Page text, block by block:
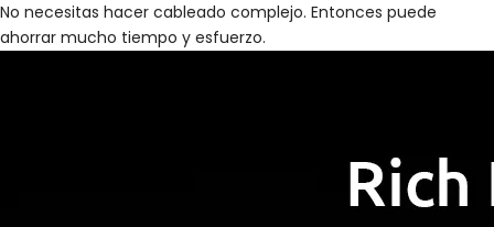
No necesitas hacer cableado complejo. Entonces puede
ahorrar mucho tiempo y esfuerzo.